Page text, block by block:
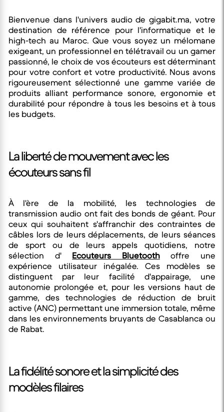
flexible. Si les écouteurs ne vous conviennent pas ou
présentent un défaut, vous pouvez nous contacter
dans les 7 jours suivant la réception pour organiser
un retour ou un échange, selon nos conditions
générales de vente.
Bienvenue dans l'univers audio de gigabit.ma, votre
destination de référence pour l'informatique et le
high-tech au Maroc. Que vous soyez un mélomane
exigeant, un professionnel en télétravail ou un gamer
passionné, le choix de vos écouteurs est déterminant
pour votre confort et votre productivité. Nous avons
rigoureusement sélectionné une gamme variée de
produits alliant performance sonore, ergonomie et
durabilité pour répondre à tous les besoins et à tous
les budgets.
La liberté de mouvement avec les
écouteurs sans fil
À l'ère de la mobilité, les technologies de
transmission audio ont fait des bonds de géant. Pour
ceux qui souhaitent s'affranchir des contraintes de
câbles lors de leurs déplacements, de leurs séances
de sport ou de leurs appels quotidiens, notre
sélection d' Ecouteurs Bluetoothoffre une
expérience utilisateur inégalée. Ces modèles se
distinguent par leur facilité d'appairage, une
autonomie prolongée et, pour les versions haut de
gamme, des technologies de réduction de bruit
active (ANC) permettant une immersion totale, même
dans les environnements bruyants de Casablanca ou
de Rabat.
La fidélité sonore et la simplicité des
modèles filaires